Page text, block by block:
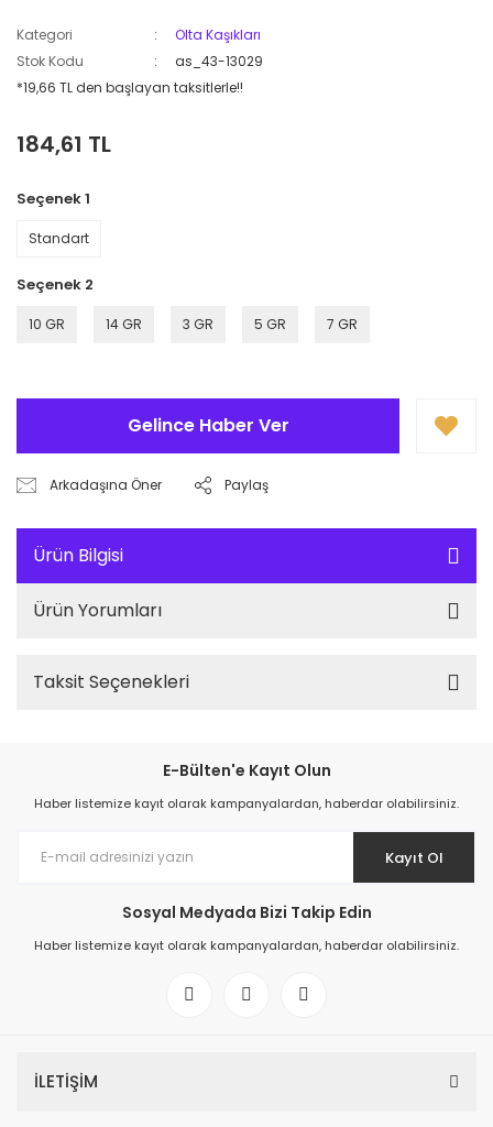
Kategori
Olta Kaşıkları
Stok Kodu
as_43-13029
*19,66 TL den başlayan taksitlerle!!
184,61 TL
Seçenek 1
Standart
Seçenek 2
10 GR 14 GR 3 GR 5 GR 7 GR
Gelince Haber Ver
Arkadaşına Öner Paylaş
Ürün Bilgisi
Ürün Yorumları
Taksit Seçenekleri
E-Bülten'e Kayıt Olun
Haber listemize kayıt olarak kampanyalardan, haberdar olabilirsiniz.
Kayıt Ol
Sosyal Medyada Bizi Takip Edin
Haber listemize kayıt olarak kampanyalardan, haberdar olabilirsiniz.
İLETİŞİM